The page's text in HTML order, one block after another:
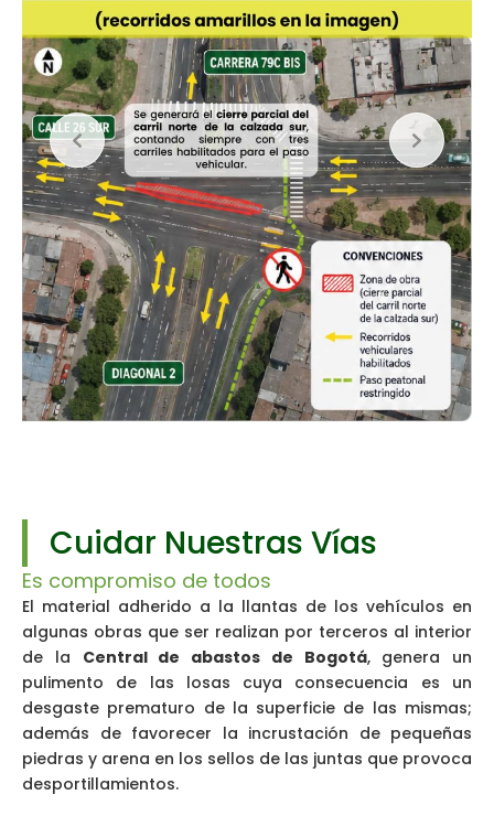
Cuidar Nuestras Vías
Es compromiso de todos
El material adherido a la llantas de los vehículos en
algunas obras que ser realizan por terceros al interior
de la Central de abastos de Bogotá, genera un
pulimento de las losas cuya consecuencia es un
desgaste prematuro de la superficie de las mismas;
además de favorecer la incrustación de pequeñas
piedras y arena en los sellos de las juntas que provoca
desportillamientos.